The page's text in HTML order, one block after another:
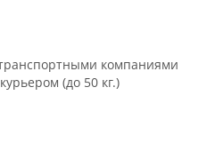
компаниями
(до 50 кг.)